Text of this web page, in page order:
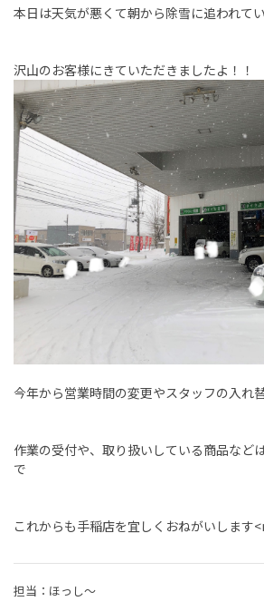
本日は天気が悪くて朝から除雪に追われて
沢山のお客様にきていただきましたよ！！
今年から営業時間の変更やスタッフの入れ
作業の受付や、取り扱いしている商品など
で
これからも手稲店を宜しくおねがいします
担当：ほっし～